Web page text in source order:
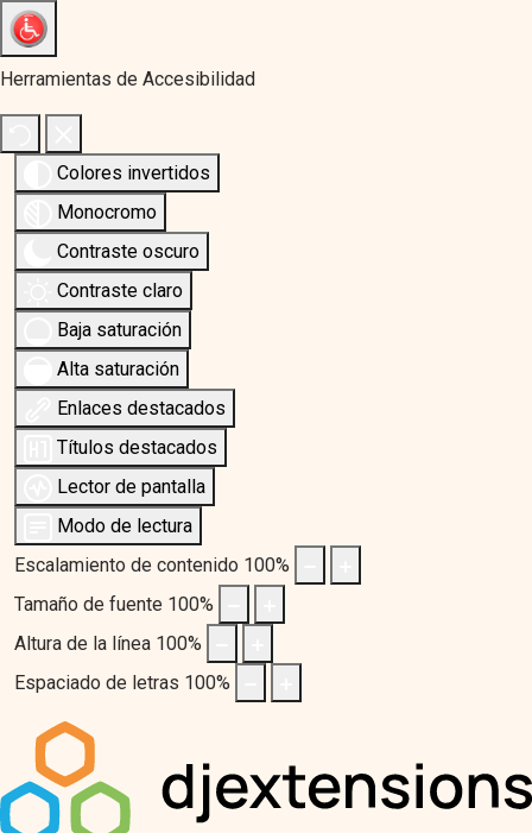
Herramientas de Accesibilidad
Colores invertidos
Monocromo
Contraste oscuro
Contraste claro
Baja saturación
Alta saturación
Enlaces destacados
Títulos destacados
Lector de pantalla
Modo de lectura
Escalamiento de contenido 100%
Tamaño de fuente 100%
Altura de la línea 100%
Espaciado de letras 100%